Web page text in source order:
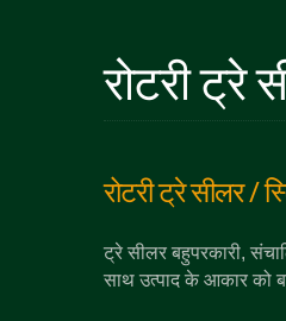
रोटरी
रोटरी ट्रे सीलर /
ट्रे सीलर बहुपरकारी,
साथ उत्पाद के आकार को